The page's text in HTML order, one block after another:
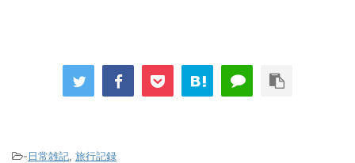
-日常雑記, 旅行記録